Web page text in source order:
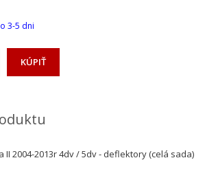
3-5 dni
KÚPIŤ
II 2004-2013r 4dv / 5dv - deflektory (celá sada)